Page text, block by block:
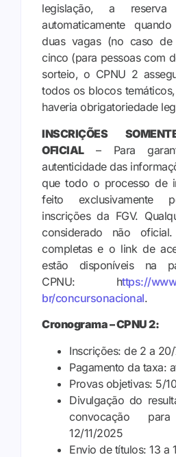
legislação, a
automaticamente
duas vagas (no caso
cinco (para pessoas com
sorteio, o CPNU 2
todos os blocos
haveria obrigatoriedade
INSCRIÇÕES
OFICIAL– Para
autenticidade das
que todo o processo de
feito exclusivamente
inscrições da FGV.
considerado não
completas e o link de
estão disponíveis na
CPNU: https://
br/concursonacional.
Cronograma – CPNU 2:
Inscrições: de 2 a
Pagamento da taxa:
Provas objetivas: 5/
Divulgação do
convocação
12/11/2025
Envio de títulos: 13 a